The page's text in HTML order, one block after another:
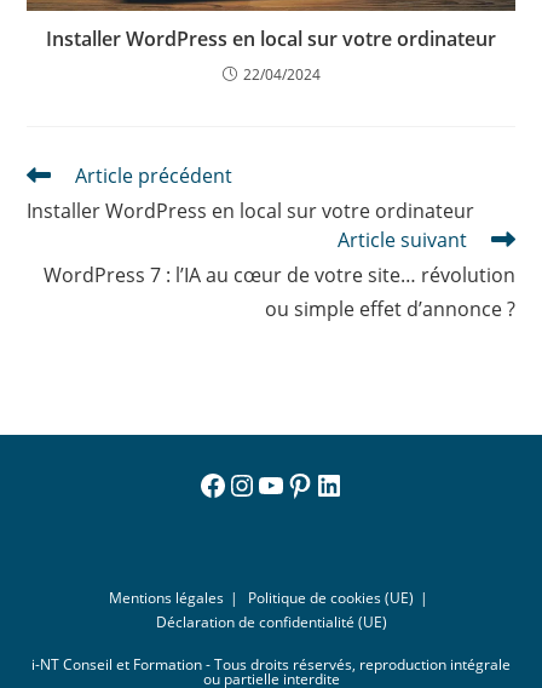
Installer WordPress en local sur votre ordinateur
22/04/2024
Read
articles
Article précédent
Installer WordPress en local sur votre ordinateur
Article suivant
WordPress 7 : l’IA au cœur de votre site… révolution
ou simple effet d’annonce ?
Facebook
Instagram
YouTube
PinterestLinkedIn
Mentions légales
Politique de cookies (UE)
Déclaration de confidentialité (UE)
i-NT Conseil et Formation - Tous droits réservés, reproduction intégrale
ou partielle interdite